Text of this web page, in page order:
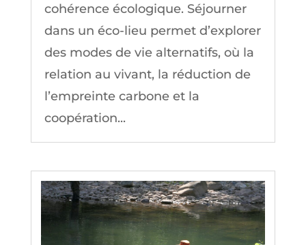
cohérence écologique. Séjourner
dans un éco-lieu permet d’explorer
des modes de vie alternatifs, où la
relation au vivant, la réduction de
l’empreinte carbone et la
coopération...